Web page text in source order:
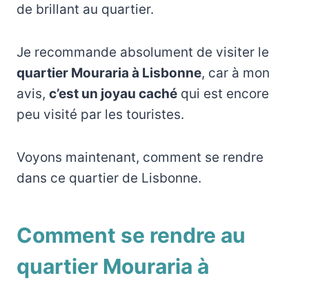
de brillant au quartier.
Je recommande absolument de visiter le
quartier Mouraria à Lisbonne, car à mon
avis, c’est un joyau caché qui est encore
peu visité par les touristes.
Voyons maintenant, comment se rendre
dans ce quartier de Lisbonne.
Comment se rendre au
quartier Mouraria à